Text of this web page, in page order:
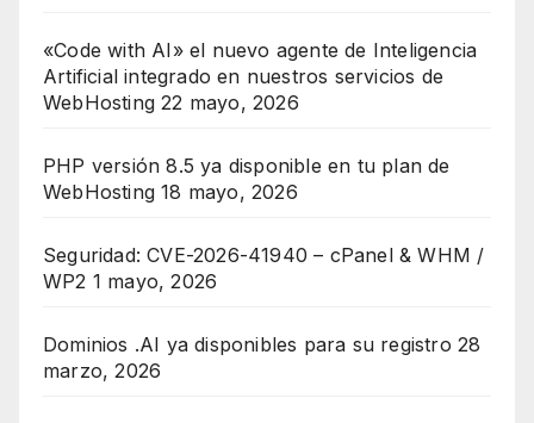
«Code with AI» el nuevo agente de Inteligencia
Artificial integrado en nuestros servicios de
WebHosting 22 mayo, 2026
PHP versión 8.5 ya disponible en tu plan de
WebHosting 18 mayo, 2026
Seguridad: CVE-2026-41940 – cPanel & WHM /
WP2 1 mayo, 2026
Dominios .AI ya disponibles para su registro 28
marzo, 2026